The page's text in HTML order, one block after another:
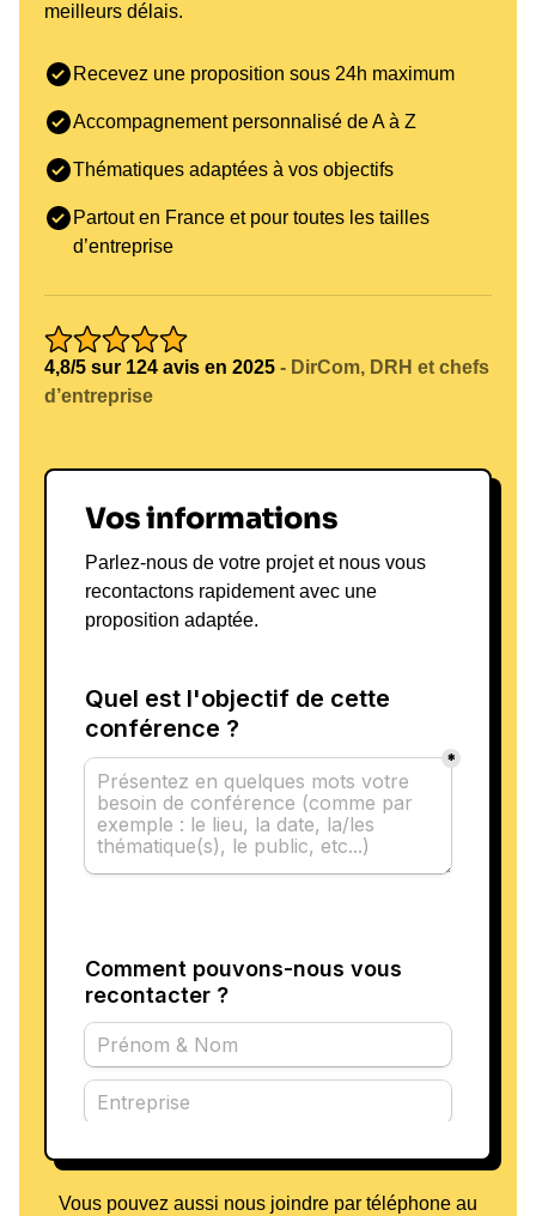
meilleurs délais.
Recevez une proposition sous 24h maximum
Accompagnement personnalisé de A à Z
Thématiques adaptées à vos objectifs
Partout en France et pour toutes les tailles
d’entreprise
4,8/5 sur 124 avis en 2025 - DirCom, DRH et chefs
d’entreprise
Vos informations
Parlez-nous de votre projet et nous vous
recontactons rapidement avec une
proposition adaptée.
Vous pouvez aussi nous joindre par téléphone au